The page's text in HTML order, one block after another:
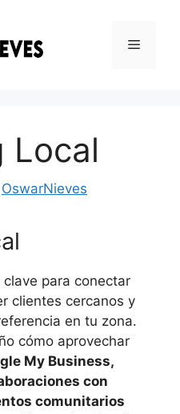
Menu
Local
OswarNieves
clave para conectar
clientes cercanos y
en tu zona.
cómo aprovechar
My Business,
con
comunitarios